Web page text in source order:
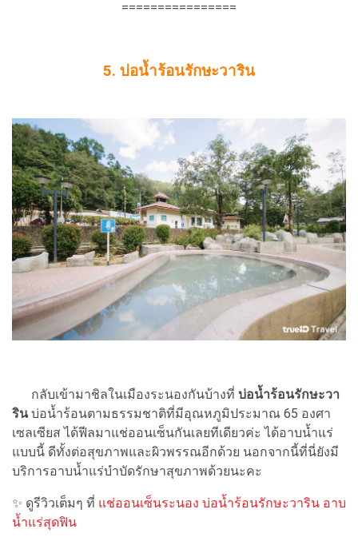
================
5. บ่อน้ำร้อนรักษะวาริน
กลับเข้ามาชิลในเมืองระนองกันบ้างที่ บ่อน้ำร้อนรักษะวา
รินบ่อน้ำร้อนตามธรรมชาติที่มีอุณหภูมิประมาณ 65 องศา
เซลเซียส ได้ฟีลมาแช่ออนเซ็นกันเลยทีเดียวค่ะ ได้อาบน้ำแร่
แบบนี้ ดีทั้งต่อสุขภาพและผิวพรรณอีกด้วย นอกจากนี้ที่นี่ยังมี
บริการอาบน้ำแร่บำบัดรักษาสุขภาพด้วยนะคะ
✨ ดูรีวิวเต็มๆ ที่ แช่ออนเซ็นระนอง บ่อน้ำร้อนรักษะวาริน อาบ
น้ำแร่สุดฟิน